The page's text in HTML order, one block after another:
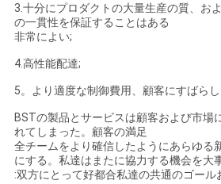
3.十分にプロダクトの大量生産の質、お
の一貫性を保証することはある
非常によい;
4.高性能配達;
5。より適度な制御費用、顧客にすばらし
BSTの製品とサービスは顧客および市場
れてしまった。顧客の満足
全チームをより確信したようにあらゆる
にする。私達はまたに協力する機会を大
:双方にとって好都合私達の共通のゴール